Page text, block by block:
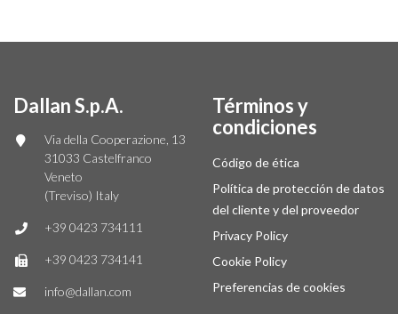
Dallan S.p.A.
Via della Cooperazione, 13
31033 Castelfranco
Veneto
(Treviso) Italy
+39 0423 734111
+39 0423 734141
info@dallan.com
Términos y
condiciones
Código de ética
Política de protección de datos
del cliente y del proveedor
Privacy Policy
Cookie Policy
Preferencias de cookies